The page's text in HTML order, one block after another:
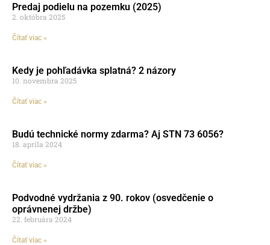
Predaj podielu na pozemku (2025)
2. októbra 2025
Čítať viac »
Kedy je pohľadávka splatná? 2 názory
10. novembra 2025
Čítať viac »
Budú technické normy zdarma? Aj STN 73 6056?
18. apríla 2024
Čítať viac »
Podvodné vydržania z 90. rokov (osvedčenie o
oprávnenej držbe)
22. februára 2024
Čítať viac »